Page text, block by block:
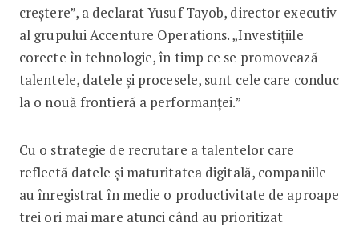
creștere”, a declarat Yusuf Tayob, director executiv
al grupului Accenture Operations. „Investițiile
corecte în tehnologie, în timp ce se promovează
talentele, datele și procesele, sunt cele care conduc
la o nouă frontieră a performanței.”
Cu o strategie de recrutare a talentelor care
reflectă datele și maturitatea digitală, companiile
au înregistrat în medie o productivitate de aproape
trei ori mai mare atunci când au prioritizat